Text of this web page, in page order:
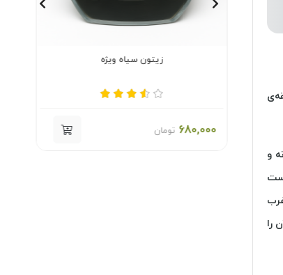
و
را
زیتون سیاه ویژه
680,000 تومان